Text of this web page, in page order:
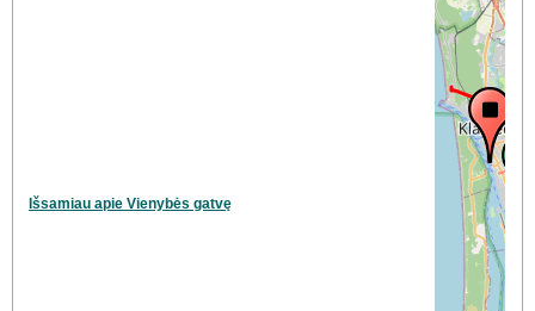
Išsamiau apie Vienybės gatvę